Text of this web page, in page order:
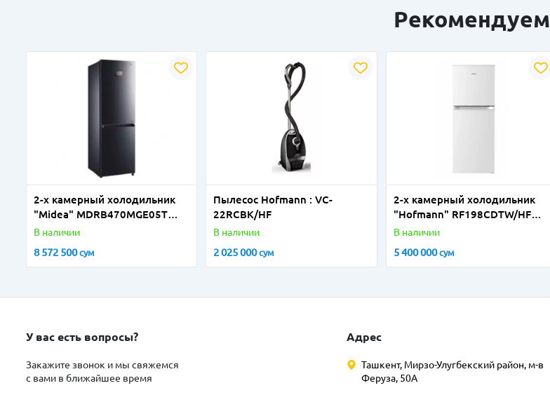
Рекомендуем
2-х камерный холодильник
"Мidea" MDRВ470МGЕ05Т
(Черный)
В наличии
8 572 500сум
Пылесос Hofmann : VC-
22RCBK/HF
В наличии
2 025 000сум
2-х камерный холодильник
"Hofmann" RF198CDTW/HF
(Белый)
В наличии
5 400 000сум
У вас есть вопросы?
Закажите звонок и мы свяжемся
с вами в ближайшее время
Адрес
Ташкент, Мирзо-Улугбекский район, м-в
Феруза, 50А